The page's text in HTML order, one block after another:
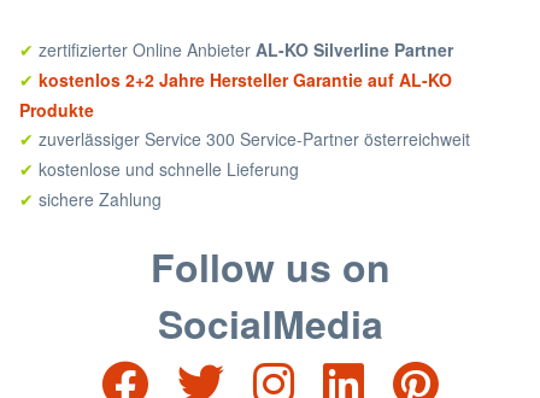
✔ zertifizierter Online Anbieter AL-KO Silverline Partner
✔ kostenlos 2+2 Jahre Hersteller Garantie auf AL-KO
Produkte
✔ zuverlässiger Service 300 Service-Partner österreichweit
✔ kostenlose und schnelle Lieferung
✔ sichere Zahlung
Follow us on
SocialMedia